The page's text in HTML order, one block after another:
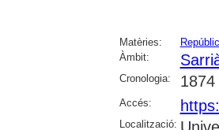
Matèries:
Àmbit:
Cronologia:
Accés:
Localització: